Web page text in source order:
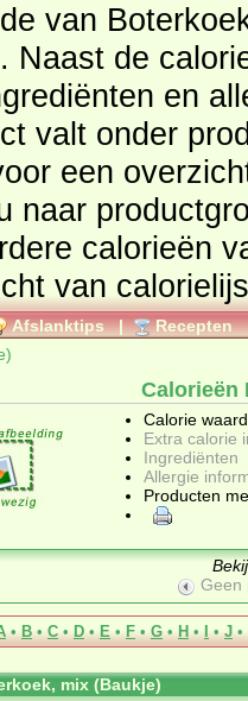
van
de calorieën wordt
en
product valt onder
naar
calorieën
overzicht van
Afslanktips | Recepten
Calorieën
Calorie
Extra calorie
Ingrediënten
Allergie
Producten
Geen
• B • C • D • E • F • G • H • I • J •
mix (Baukje)